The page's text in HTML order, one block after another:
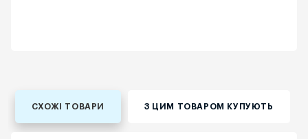
СХОЖІ ТОВАРИ З ЦИМ ТОВАРОМ КУПУЮТЬ